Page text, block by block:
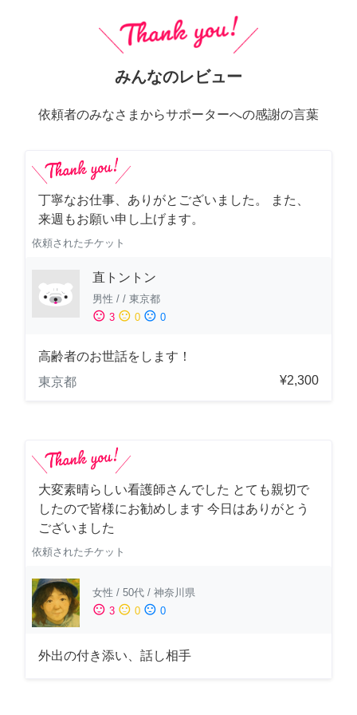
みんなのレビュー
依頼者のみなさまからサポーターへの感謝の言葉
丁寧なお仕事、ありがとございました。 また、
来週もお願い申し上げます。
依頼されたチケット
直トントン
男性 / / 東京都
sentiment_satisfied 3 sentiment_neutral 0 sentiment_dissatisfied 0
高齢者のお世話をします！
東京都
¥2,300
大変素晴らしい看護師さんでした とても親切で
したので皆様にお勧めします 今日はありがとう
ございました
依頼されたチケット
女性 / 50代 / 神奈川県
sentiment_satisfied 3 sentiment_neutral 0 sentiment_dissatisfied 0
外出の付き添い、話し相手